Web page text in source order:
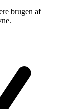
brugen af